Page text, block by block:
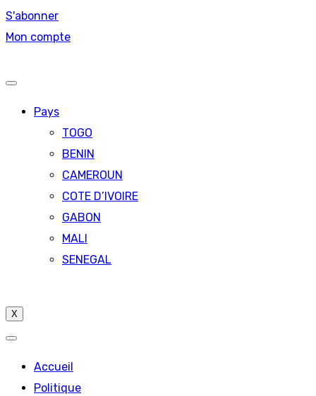
S'abonner
Mon compte
Pays
TOGO
BENIN
CAMEROUN
COTE D’IVOIRE
GABON
MALI
SENEGAL
X
Accueil
Politique